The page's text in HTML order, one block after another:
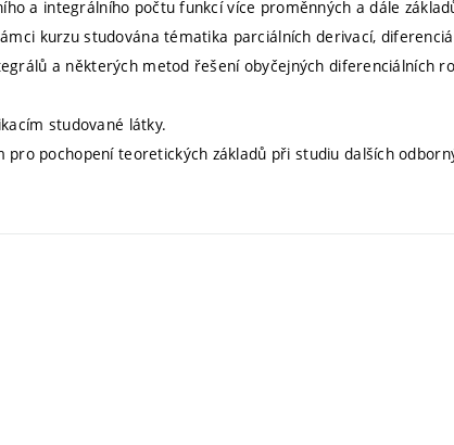
a integrálního počtu funkcí více proměnných a dále
kurzu studována tématika parciálních derivací,
a některých metod řešení obyčejných diferenciálních
studované látky.
pro pochopení teoretických základů při studiu dalších